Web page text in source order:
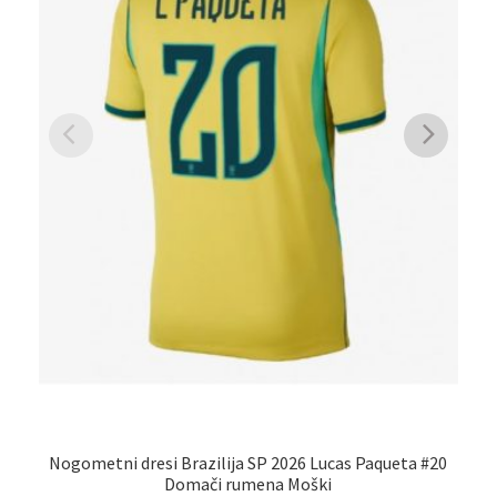
Nogometni dresi Brazilija SP 2026 Lucas Paqueta #20
Domači rumena Moški